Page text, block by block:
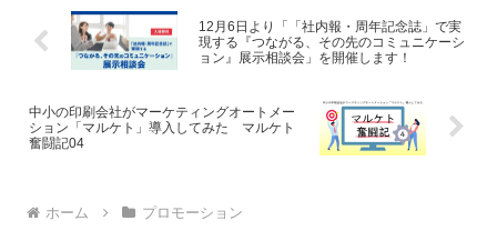
れてくというイメージが
ありますよね。 ですが、
現在「オンライン...
「スムーズで進行が速...
12月6日より「「社内報・周年記念誌」で実
現する『つながる、その先のコミュニケーシ
ョン』展示相談会」を開催します！
中小の印刷会社がマーケティングオートメー
ション「マルケト」導入してみた マルケト
奮闘記04
ホーム プロモーション